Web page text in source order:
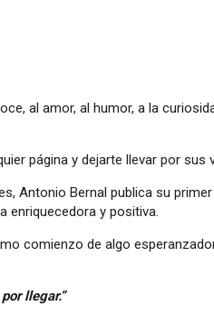
al amor, al humor, a la
página y dejarte llevar por sus
Antonio Bernal publica su
enriquecedora y positiva.
comienzo de algo
llegar.”